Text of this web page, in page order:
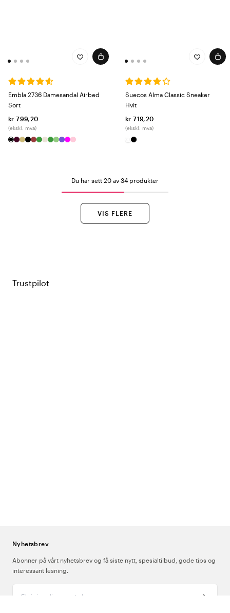
Embla 2736 Damesandal Airbed
Sort
kr 799,20
(ekskl. mva)
Suecos Alma Classic Sneaker
Hvit
kr 719,20
(ekskl. mva)
Du har sett 20 av 34 produkter
VIS FLERE
Trustpilot
Nyhetsbrev
Abonner på vårt nyhetsbrev og få siste nytt, spesialtilbud, gode tips og
interessant lesning.